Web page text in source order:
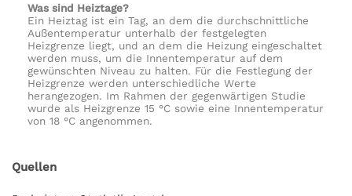
Was sind Heiztage?
Ein Heiztag ist ein Tag, an dem die durchschnittliche
Außentemperatur unterhalb der festgelegten
Heizgrenze liegt, und an dem die Heizung eingeschaltet
werden muss, um die Innentemperatur auf dem
gewünschten Niveau zu halten. Für die Festlegung der
Heizgrenze werden unterschiedliche Werte
herangezogen. Im Rahmen der gegenwärtigen Studie
wurde als Heizgrenze 15 °C sowie eine Innentemperatur
von 18 °C angenommen.
Quellen